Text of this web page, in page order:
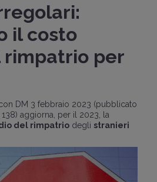
il costo
rimpatrio per
con DM 3 febbraio 2023 (pubblicato
aggiorna, per il 2023, la
del rimpatrio degli stranieri